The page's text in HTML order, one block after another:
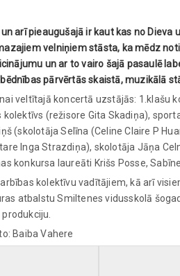
un arī pieaugušajā ir kaut kas no
velniņiem stāsta, ka mēdz
un ar to vairo šajā pasaulē
pārvērtās skaistā, muzikālā
veltītajā koncertā uzstājās: 1.klašu
(režisore Gita Skadiņa),
(skolotāja Selīna (Celine Claire P
Inga Strazdiņa), skolotāja Jāņa
konkursa laureāti Krišs Posse,
kolektīvu vadītājiem, kā arī
atbalstu Smiltenes vidusskolā
Baiba Vahere